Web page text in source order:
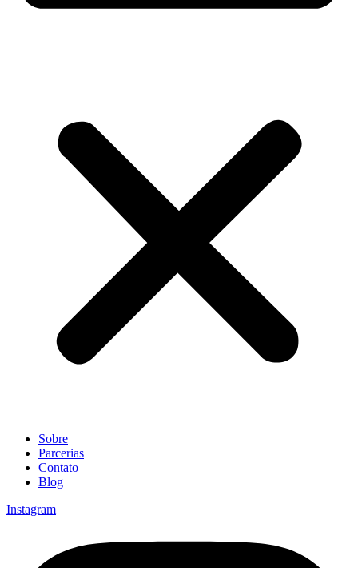
Sobre
Parcerias
Contato
Blog
Instagram